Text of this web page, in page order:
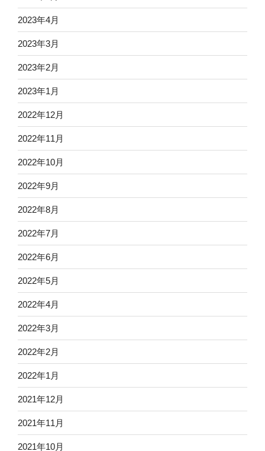
2023年4月
2023年3月
2023年2月
2023年1月
2022年12月
2022年11月
2022年10月
2022年9月
2022年8月
2022年7月
2022年6月
2022年5月
2022年4月
2022年3月
2022年2月
2022年1月
2021年12月
2021年11月
2021年10月